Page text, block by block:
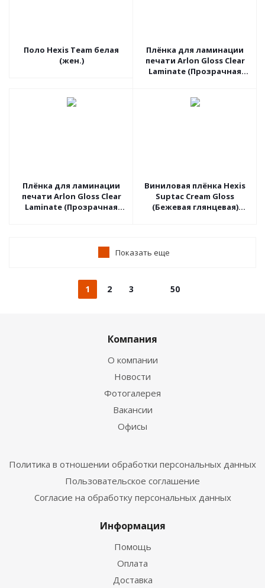
Поло Hexis Team белая
(жен.)
Плёнка для ламинации
печати Arlon Gloss Clear
Laminate (Прозрачная
Плёнка для ламинации
печати Arlon Gloss Clear
Laminate (Прозрачная
Виниловая плёнка Hexis
Suptac Cream Gloss
(Бежевая глянцевая)
Показать еще
1 2 3 50
Компания
О компании
Новости
Фотогалерея
Вакансии
Офисы
Политика в отношении обработки персональных данных
Пользовательское соглашение
Согласие на обработку персональных данных
Информация
Помощь
Оплата
Доставка